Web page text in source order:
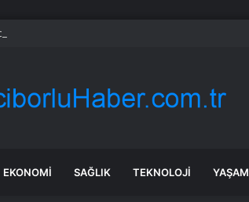
akaryakıt durumu istikrara kavuşuyor
EKONOMI SAĞLIK TEKNOLOJI YAŞAM